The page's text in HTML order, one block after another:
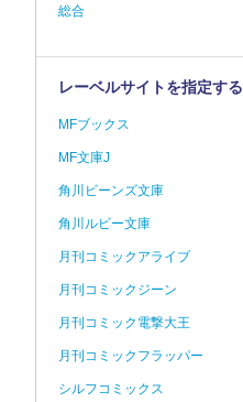
総合
レーベルサイトを指定する
MFブックス
MF文庫J
角川ビーンズ文庫
角川ルビー文庫
月刊コミックアライブ
月刊コミックジーン
月刊コミック電撃大王
月刊コミックフラッパー
シルフコミックス